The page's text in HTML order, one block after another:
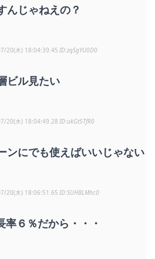
んじゃねえの？
20(木) 18:04:39.45 zqSgYU0D0
ビル見たい
20(木) 18:04:49.28 ukGt5TfR0
ンにでも使えばいいじゃない
20(木) 18:06:51.65 SUHBLMhc0
率６％だから・・・